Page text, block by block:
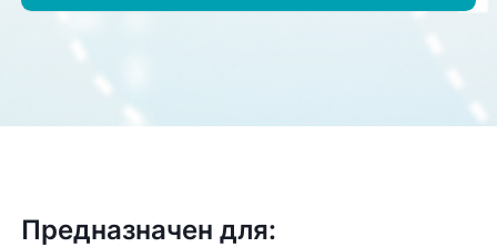
Предназначен для: